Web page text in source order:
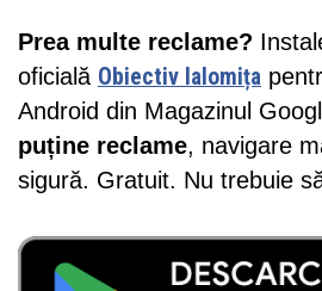
Prea multe reclame?
oficială Obiectiv Ialomița
Android din Magazinul
puține reclame, navigare
sigură. Gratuit. Nu trebuie